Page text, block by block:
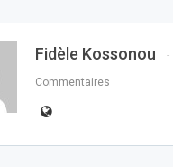
Fidèle Kossonou
Commentaires